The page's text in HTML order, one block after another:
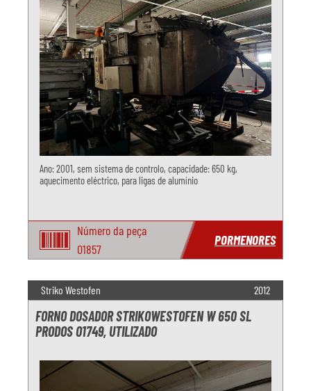
Ano: 2001, sem sistema de controlo, capacidade: 650 kg,
aquecimento eléctrico, para ligas de alumínio
Número da peça
O1857
PORMENORES
Striko Westofen 2012
FORNO DOSADOR STRIKOWESTOFEN W 650 SL
PRODOS O1749, UTILIZADO